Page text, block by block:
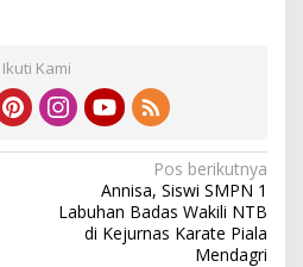
Ikuti Kami
Pos berikutnya
Annisa, Siswi SMPN 1
Labuhan Badas Wakili NTB
di Kejurnas Karate Piala
Mendagri